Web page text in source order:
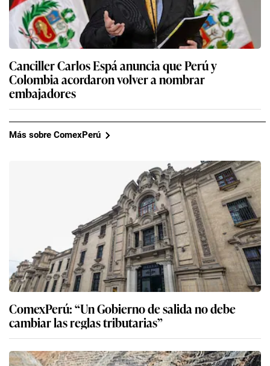
Canciller Carlos Espá anuncia que Perú y
Colombia acordaron volver a nombrar
embajadores
Más sobre ComexPerú
ComexPerú: “Un Gobierno de salida no debe
cambiar las reglas tributarias”